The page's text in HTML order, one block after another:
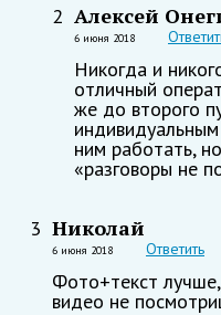
2 Алексей
6 июня 2018
Никогда и
отличный
же до второго
ним работать,
«разговоры не
3 Николай
6 июня 2018 Ответить
Фото+текст
видео не